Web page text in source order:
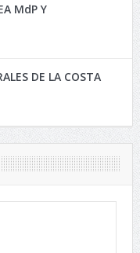
MdP Y
DE LA COSTA